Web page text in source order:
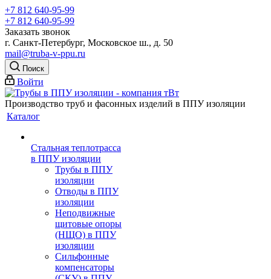
+7 812 640-95-99
+7 812 640-95-99
Заказать звонок
г. Санкт-Петербург, Московское ш., д. 50
mail@truba-v-ppu.ru
Поиск
Войти
Производство труб и фасонных изделий в ППУ изоляции
Каталог
Стальная теплотрасса
в ППУ изоляции
Трубы в ППУ
изоляции
Отводы в ППУ
изоляции
Неподвижные
щитовые опоры
(НЩО) в ППУ
изоляции
Cильфонные
компенсаторы